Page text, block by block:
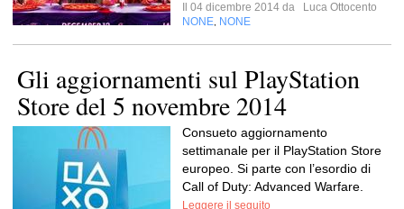
Il 04 dicembre 2014 da
Luca Ottocento
NONE NONE
Gli aggiornamenti sul PlayStation
Store del 5 novembre 2014
Consueto aggiornamento
settimanale per il PlayStation Store
europeo. Si parte con l’esordio di
Call of Duty: Advanced Warfare.
Leggere il seguito